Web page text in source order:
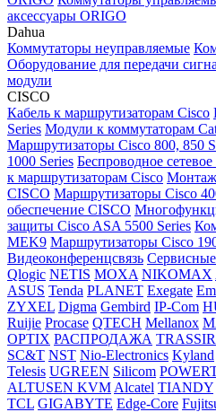
аксессуары ORIGO
Dahua
Коммутаторы неуправляемые
Оборудование для передачи
модули
CISCO
Кабель к маршрутизаторам Cisco
Series Модули к коммутаторам
Маршрутизаторы Cisco 800, 850
1000 Series Беспроводное
к маршрутизаторам Cisco
СISCO Маршрутизаторы Cisco
обеспечение СISCO
защиты Cisco ASA 5500 Series
MEK9 Маршрутизаторы Cisco
Видеоконференцсвязь
Qlogic NETIS MOXA NIKOMAX
ASUS Tenda PLANET Exegate
ZYXEL Digma Gembird IP-Com
Ruijie Procase QTECH Mellanox
OPTIX РАСПРОДАЖА TRASSIR
SC&T NST Nio-Electronics Kyland
Telesis UGREEN Silicom
ALTUSEN KVM Alcatel TIANDY
TCL GIGABYTE Edge-Core